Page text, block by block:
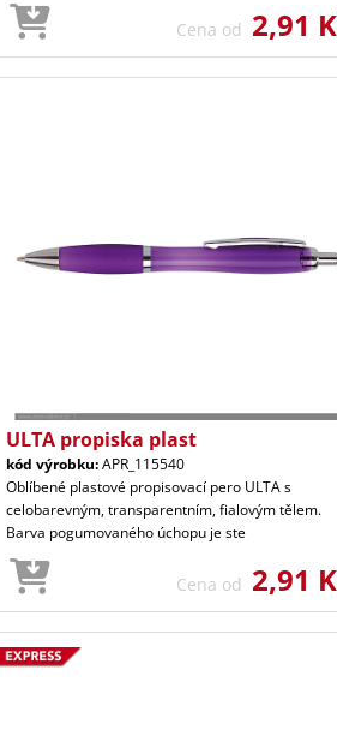
Cena od 2,91
ULTA propiska plast
kód výrobku:APR_115540
Oblíbené plastové propisovací pero ULTA s
celobarevným, transparentním, fialovým tělem.
Barva pogumovaného úchopu je ste
Cena od 2,91